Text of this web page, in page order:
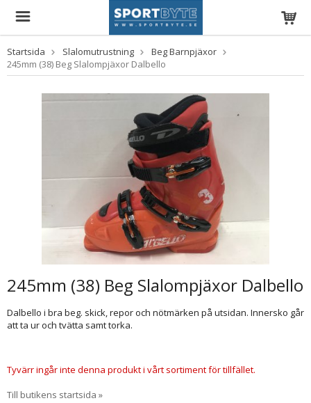
Startsida Slalomutrustning
Beg Barnpjäxor
245mm (38) Beg Slalompjäxor Dalbello
245mm (38) Beg Slalompjäxor Dalbello
Dalbello i bra beg. skick, repor och nötmärken på utsidan. Innersko går
att ta ur och tvätta samt torka.
Tyvärr ingår inte denna produkt i vårt sortiment för tillfället.
Till butikens startsida »